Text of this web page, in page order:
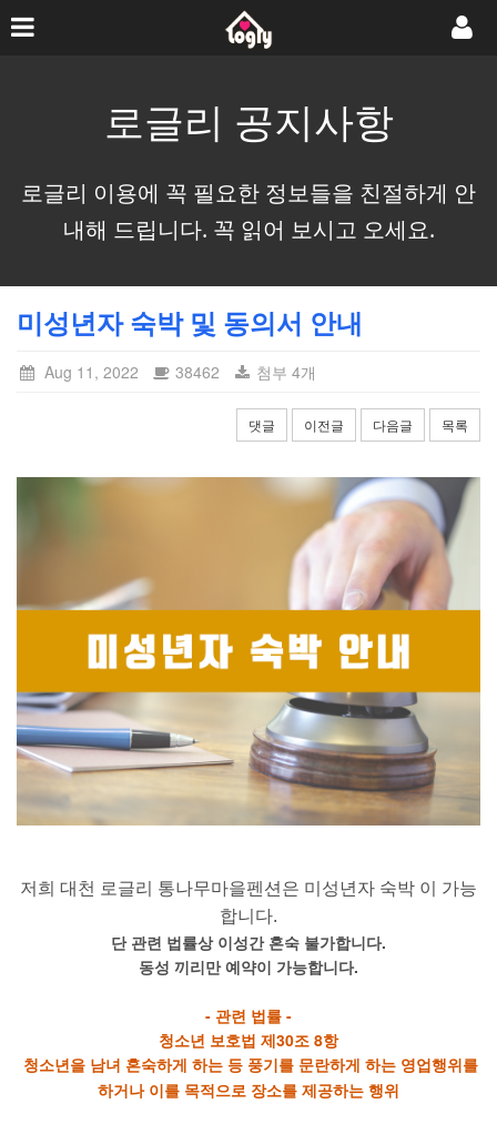
로글리 공지사항
로글리 이용에 꼭 필요한 정보들을 친절하게 안
내해 드립니다. 꼭 읽어 보시고 오세요.
미성년자 숙박 및 동의서 안내
Aug 11, 2022 38462 첨부 4개
댓글 이전글 다음글 목록
저희 대천 로글리 통나무마을펜션은 미성년자 숙박 이 가능
합니다.
단 관련 법률상 이성간 혼숙 불가합니다.
동성 끼리만 예약이 가능합니다.
- 관련 법률 -
청소년 보호법 제30조 8항
청소년을 남녀 혼숙하게 하는 등 풍기를 문란하게 하는 영업행위를
하거나 이를 목적으로 장소를 제공하는 행위